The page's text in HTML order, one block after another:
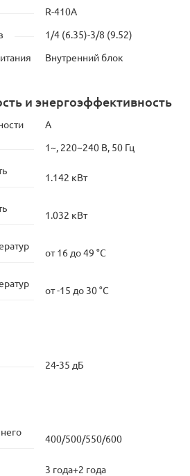
R-410A
1/4 (6.35)-3/8 (9.52)
Внутренний блок
и энергоэффективность
A
1~, 220~240 В, 50 Гц
1.142 кВт
1.032 кВт
от 16 до 49 °C
от -15 до 30 °C
24-35 дБ
400/500/550/600
3 года+2 года